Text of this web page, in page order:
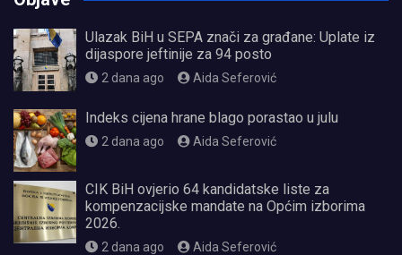
Ulazak BiH u SEPA znači za građane: Uplate iz
dijaspore jeftinije za 94 posto
2 dana ago Aida Seferović
Indeks cijena hrane blago porastao u julu
2 dana ago Aida Seferović
CIK BiH ovjerio 64 kandidatske liste za
kompenzacijske mandate na Općim izborima
2026.
2 dana ago Aida Seferović